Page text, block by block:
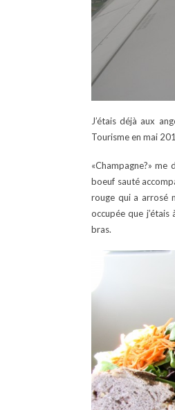
J’étais déjà aux
Tourisme en mai
«Champagne?» me
boeuf sauté
rouge qui a arrosé
occupée que
bras.